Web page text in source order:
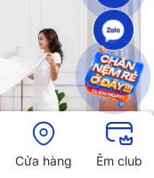
Cửa hàng Êm club